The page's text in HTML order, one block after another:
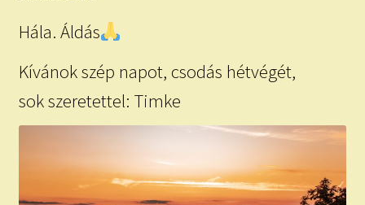
Hála. Áldás
Kívánok szép napot, csodás hétvégét,
sok szeretettel: Timke